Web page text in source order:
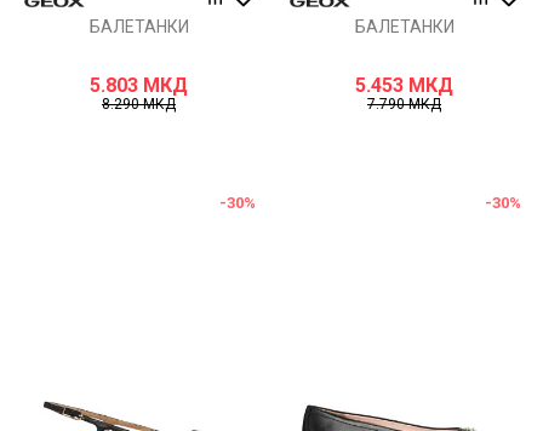
БАЛЕТАНКИ
5.803 МКД
8.290МКД
БАЛЕТАНКИ
5.453 МКД
7.790МКД
-30% -30%